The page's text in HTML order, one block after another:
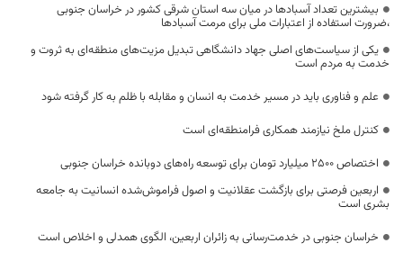
بیشترین تعداد آسبادها در میان سه استان شرقی کشور در خراسان جنوبی
،ضرورت استفاده از اعتبارات ملی برای مرمت آسبادها
یکی از سیاست‌های اصلی جهاد دانشگاهی تبدیل مزیت‌های منطقه‌ای به ثروت و
خدمت به مردم است
علم و فناوری باید در مسیر خدمت به انسان و مقابله با ظلم به کار گرفته شود
کنترل ملخ نیازمند همکاری فرامنطقه‌ای است
اختصاص 2500 میلیارد تومان برای توسعه راه‌های دوبانده خراسان جنوبی
اربعین فرصتی برای بازگشت عقلانیت و اصول فراموش‌شده انسانیت به جامعه
بشری است
خراسان جنوبی در خدمت‌رسانی به زائران اربعین، الگوی همدلی و اخلاص است